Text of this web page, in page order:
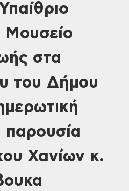
Μουσείο
στα
του Δήμου
Χανίων κ.